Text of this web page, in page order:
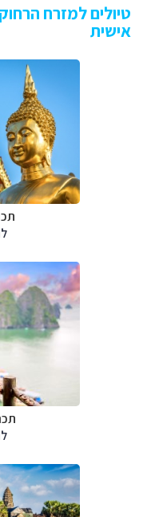
טיולים למזרח
אישית